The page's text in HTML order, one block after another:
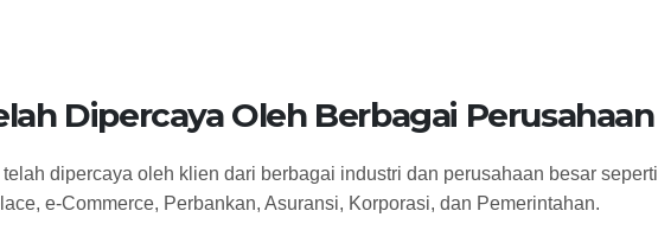
Dipercaya Oleh Berbagai Perusahaan
dipercaya oleh klien dari berbagai industri dan perusahaan besar seperti
e-Commerce, Perbankan, Asuransi, Korporasi, dan Pemerintahan.